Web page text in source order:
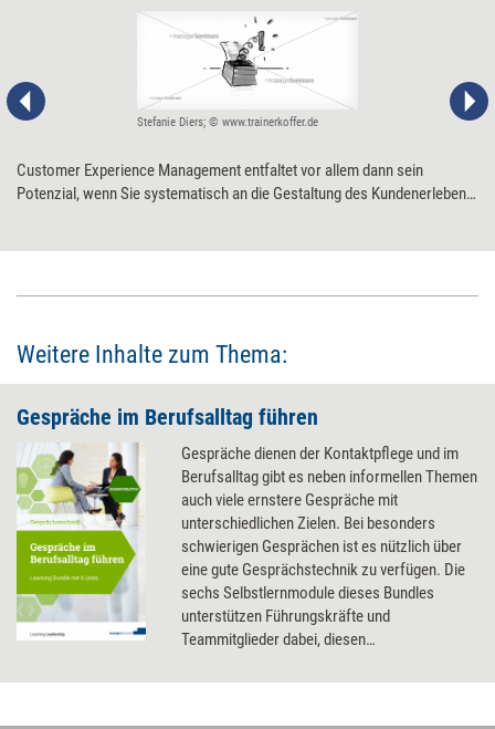
Stefanie Diers; © www.trainerkoffer.de
Customer Experience Management entfaltet vor allem dann sein
Potenzial, wenn Sie systematisch an die Gestaltung des Kundenerlebens
Weitere Inhalte zum Thema:
Gespräche im Berufsalltag führen
Gespräche dienen der Kontaktpflege und im
Berufsalltag gibt es neben informellen Themen
auch viele ernstere Gespräche mit
unterschiedlichen Zielen. Bei besonders
schwierigen Gesprächen ist es nützlich über
eine gute Gesprächstechnik zu verfügen. Die
sechs Selbstlernmodule dieses Bundles
unterstützen Führungskräfte und
Teammitglieder dabei, diesen